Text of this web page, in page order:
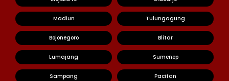
Madiun Tulungagung
Bojonegoro Blitar
Lumajang Sumenep
Sampang Pacitan